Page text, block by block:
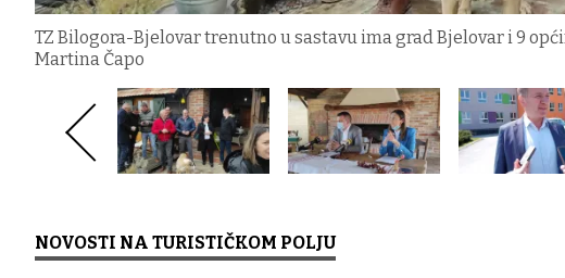
TZ Bilogora-Bjelovar trenutno u sastavu ima grad Bjelovar i 9
Martina Čapo
NOVOSTI NA TURISTIČKOM POLJU